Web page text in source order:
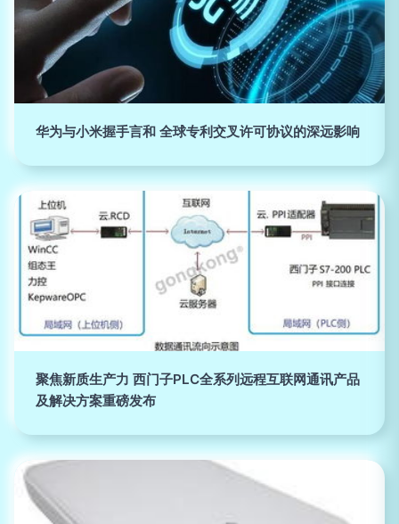
华为与小米握手言和 全球专利交叉许可协议的深远影响
聚焦新质生产力 西门子PLC全系列远程互联网通讯产品
及解决方案重磅发布